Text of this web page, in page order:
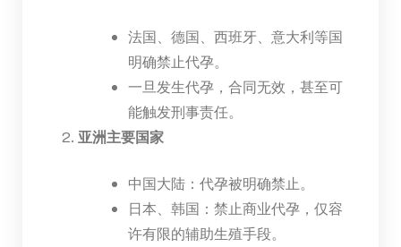
法国、德国、西班牙、意大利等国
明确禁止代孕。
一旦发生代孕，合同无效，甚至可
能触发刑事责任。
亚洲主要国家
中国大陆：代孕被明确禁止。
日本、韩国：禁止商业代孕，仅容
许有限的辅助生殖手段。